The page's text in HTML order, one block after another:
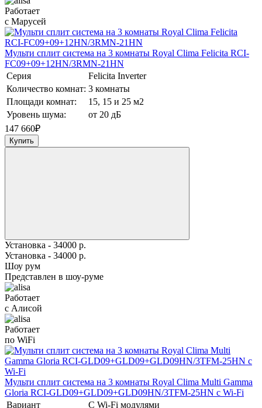
Работает
с Марусей
Мульти сплит система на 3 комнаты Royal Clima Felicita RCI-
FС09+09+12HN/3RMN-21HN
Серия
Felicita Inverter
Количество комнат: 3 комнаты
Площади комнат:
15, 15 и 25 м2
Уровень шума:
от 20 дБ
147 660₽
Купить
Установка - 34000 р.
Установка - 34000 р.
Шоу рум
Представлен в шоу-руме
Работает
с Алисой
Работает
по WiFi
Мульти сплит система на 3 комнаты Royal Clima Multi Gamma
Gloria RCI-GLD09+GLD09+GLD09HN/3TFM-25HN с Wi-Fi
Вариант
С Wi-Fi модулями